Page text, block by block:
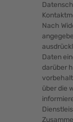
Nach
Daten
darüber
über die